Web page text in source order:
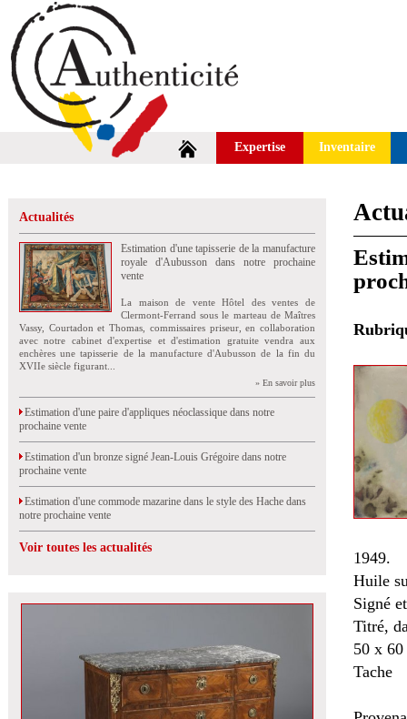
Expertise Inventaire
Actualités
Estimation d'une tapisserie de la manufacture
royale d'Aubusson dans notre prochaine
vente
La maison de vente Hôtel des ventes de
Clermont-Ferrand sous le marteau de Maîtres
Vassy, Courtadon et Thomas, commissaires priseur, en collaboration
avec notre cabinet d'expertise et d'estimation gratuite vendra aux
enchères une tapisserie de la manufacture d'Aubusson de la fin du
XVIIe siècle figurant...
» En savoir plus
Estimation d'une paire d'appliques néoclassique dans notre
prochaine vente
Estimation d'un bronze signé Jean-Louis Grégoire dans notre
prochaine vente
Estimation d'une commode mazarine dans le style des Hache dans
notre prochaine vente
Voir toutes les actualités
1949.
Huile
Signé
Titré,
50 x 60
Tache